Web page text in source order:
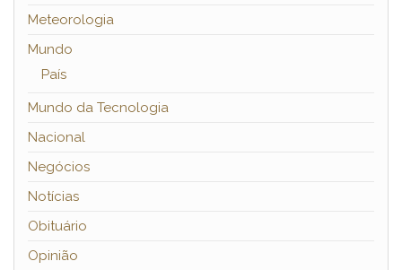
Meteorologia
Mundo
País
Mundo da Tecnologia
Nacional
Negócios
Notícias
Obituário
Opinião